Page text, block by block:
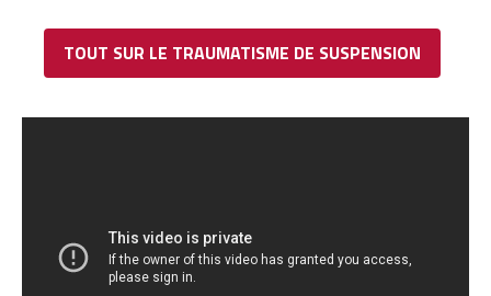
TOUT SUR LE TRAUMATISME DE SUSPENSION